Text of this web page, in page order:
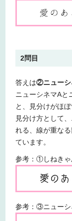
2問目
答えは②ニューシ
ニューシネマAと
と、見分けがほぼ
見分け方として
れる、線が重な
ています。
参考：①しねきゃ
参考：③ニューシ